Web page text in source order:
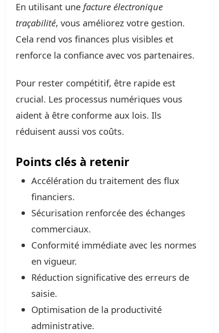
En utilisant une facture électronique
traçabilité, vous améliorez votre gestion.
Cela rend vos finances plus visibles et
renforce la confiance avec vos partenaires.
Pour rester compétitif, être rapide est
crucial. Les processus numériques vous
aident à être conforme aux lois. Ils
réduisent aussi vos coûts.
Points clés à retenir
Accélération du traitement des flux
financiers.
Sécurisation renforcée des échanges
commerciaux.
Conformité immédiate avec les normes
en vigueur.
Réduction significative des erreurs de
saisie.
Optimisation de la productivité
administrative.